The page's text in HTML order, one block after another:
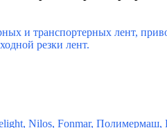
и транспортерных лент,
резки лент.
Nilos, Fonmar,